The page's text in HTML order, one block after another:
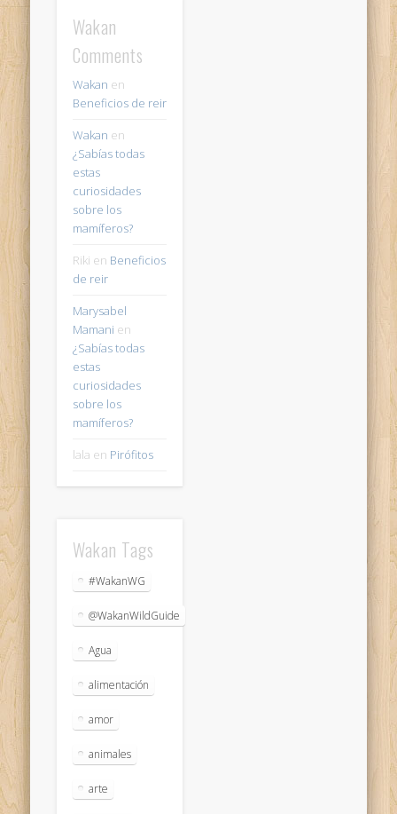
Wakan
Comments
Wakan en
Beneficios de reir
Wakan en
¿Sabías todas
estas
curiosidades
sobre los
mamíferos?
Riki en Beneficios
de reir
Marysabel
Mamani en
¿Sabías todas
estas
curiosidades
sobre los
mamíferos?
lala en Pirófitos
Wakan Tags
#WakanWG
@WakanWildGuide
Agua
alimentación
amor
animales
arte